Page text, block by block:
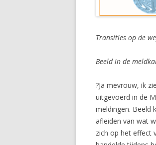
Transities op de
Beeld in de
?Ja mevrouw, ik
uitgevoerd in de
meldingen. Beeld
afleiden van wat
zich op het effect